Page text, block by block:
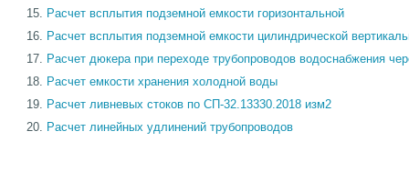
Расчет всплытия подземной емкости горизонтальной
Расчет всплытия подземной емкости цилиндрической
Расчет дюкера при переходе трубопроводов водоснабжения
Расчет емкости хранения холодной воды
Расчет ливневых стоков по СП-32.13330.2018 изм2
Расчет линейных удлинений трубопроводов